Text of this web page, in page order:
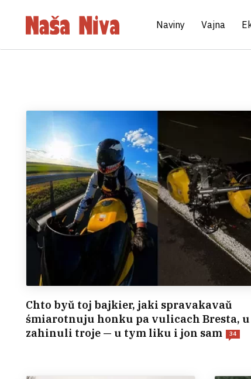
Naviny Vajna
Chto byŭ toj bajkier, jaki spravakavaŭ
śmiarotnuju honku pa vulicach Bresta,
zahinuli troje — u tym liku i jon sam
34